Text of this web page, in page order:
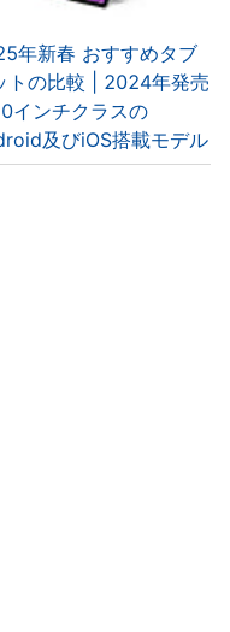
年新春 おすすめタブ
トの比較 | 2024年発売
インチクラスの
及びiOS搭載モデル